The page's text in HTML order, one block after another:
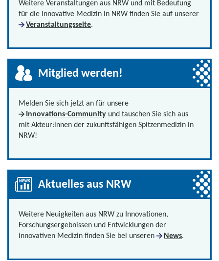
Weitere Veranstaltungen aus NRW und mit Bedeutung
für die innovative Medizin in NRW finden Sie auf unserer
Veranstaltungsseite.
Mitglied werden!
Melden Sie sich jetzt an für unsere
Innovations-Community und tauschen Sie sich aus
mit Akteur:innen der zukunftsfähigen Spitzenmedizin in
NRW!
Aktuelles aus NRW
Weitere Neuigkeiten aus NRW zu Innovationen,
Forschungsergebnissen und Entwicklungen der
innovativen Medizin finden Sie bei unseren
News.